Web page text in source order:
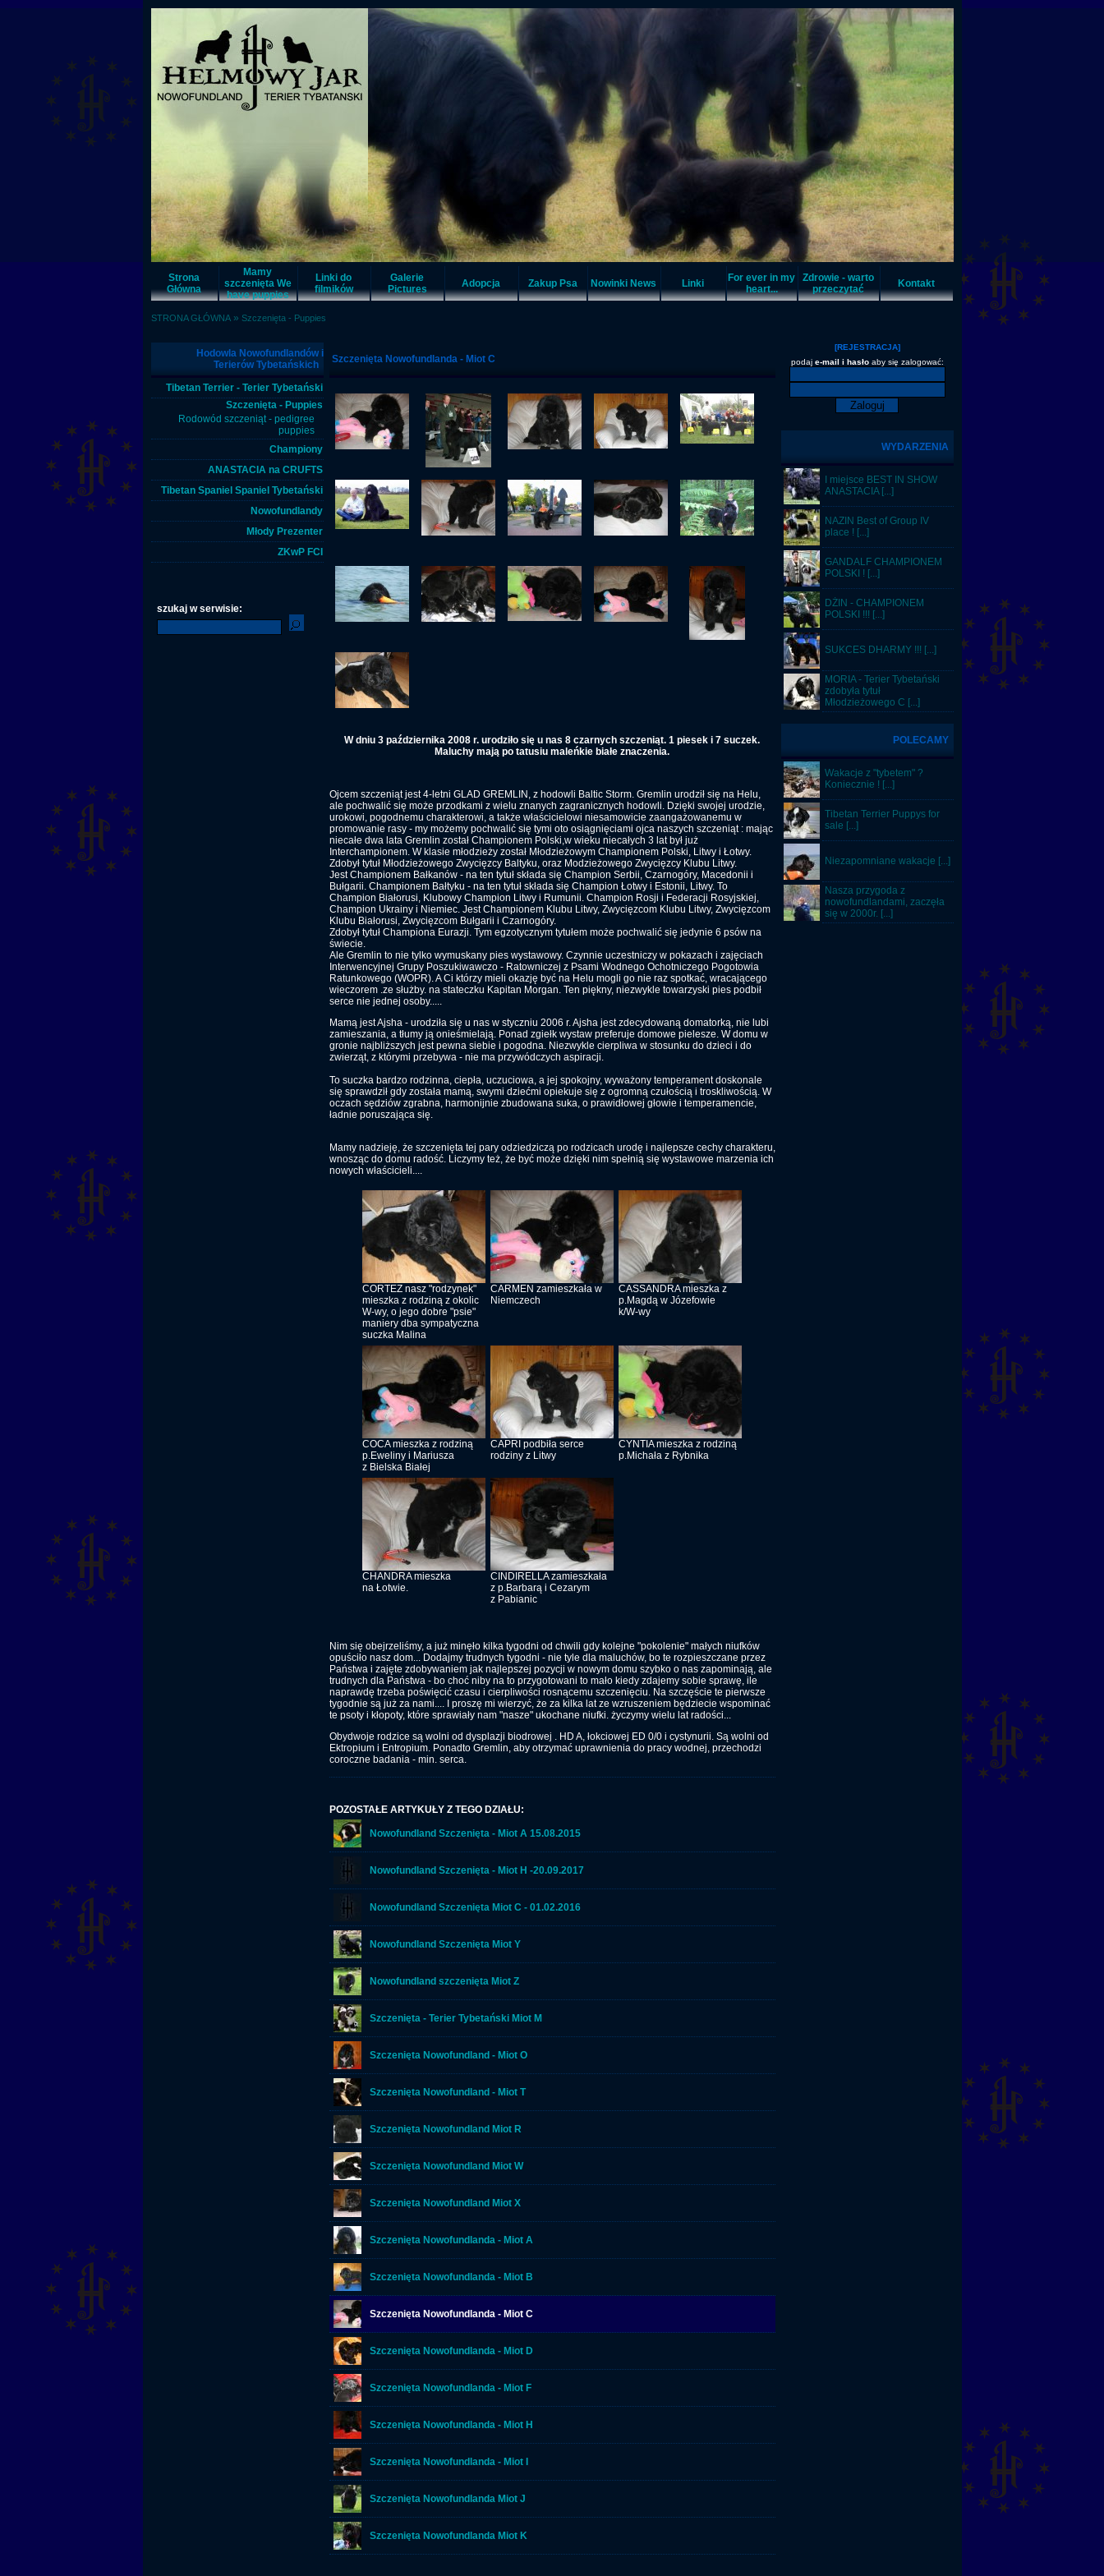
Strona
Główna
Mamy
szczenięta We
have puppies
Linki do
filmików
Galerie
Pictures
Adopcja Zakup Psa Nowinki News Linki
For ever in my
heart...
Zdrowie - warto
przeczytać
Kontakt
STRONA GŁÓWNA» Szczenięta - Puppies
Hodowla Nowofundlandów i
Terierów Tybetańskich
Tibetan Terrier - Terier Tybetański
Szczenięta - Puppies
Rodowód szczeniąt - pedigree
puppies
Championy
ANASTACIA na CRUFTS
Tibetan Spaniel Spaniel Tybetański
Nowofundlandy
Młody Prezenter
ZKwP FCI
szukaj w serwisie:
Szczenięta Nowofundlanda - Miot C
W dniu 3 października 2008 r. urodziło się u nas 8 czarnych szczeniąt. 1 piesek i 7 suczek.
Maluchy mają po tatusiu maleńkie białe znaczenia.
Ojcem szczeniąt jest 4-letni GLAD GREMLIN, z hodowli Baltic Storm. Gremlin urodził się na Helu,
ale pochwalić się może przodkami z wielu znanych zagranicznych hodowli. Dzięki swojej urodzie,
urokowi, pogodnemu charakterowi, a także właścicielowi niesamowicie zaangażowanemu w
promowanie rasy - my możemy pochwalić się tymi oto osiągnięciami ojca naszych szczeniąt : mając
niecałe dwa lata Gremlin został Championem Polski,w wieku niecałych 3 lat był już
Interchampionem. W klasie młodzieży został Młodzieżowym Championem Polski, Litwy i Łotwy.
Zdobył tytuł Młodzieżowego Zwycięzcy Baltyku, oraz Modzieżowego Zwycięzcy Klubu Litwy.
Jest Championem Bałkanów - na ten tytuł składa się Champion Serbii, Czarnogóry, Macedonii i
Bułgarii. Championem Bałtyku - na ten tytuł składa się Champion Łotwy i Estonii, Litwy. To
Champion Białorusi, Klubowy Champion Litwy i Rumunii. Champion Rosji i Federacji Rosyjskiej,
Champion Ukrainy i Niemiec. Jest Championem Klubu Litwy, Zwycięzcom Klubu Litwy, Zwycięzcom
Klubu Białorusi, Zwycięzcom Bułgarii i Czarnogóry.
Zdobył tytuł Championa Eurazji. Tym egzotycznym tytułem może pochwalić się jedynie 6 psów na
świecie.
Ale Gremlin to nie tylko wymuskany pies wystawowy. Czynnie uczestniczy w pokazach i zajęciach
Interwencyjnej Grupy Poszukiwawczo - Ratowniczej z Psami Wodnego Ochotniczego Pogotowia
Ratunkowego (WOPR). A Ci którzy mieli okazję być na Helu mogli go nie raz spotkać, wracającego
wieczorem .ze służby. na stateczku Kapitan Morgan. Ten piękny, niezwykle towarzyski pies podbił
serce nie jednej osoby.....
Mamą jest Ajsha - urodziła się u nas w styczniu 2006 r. Ajsha jest zdecydowaną domatorką, nie lubi
zamieszania, a tłumy ją onieśmielają. Ponad zgiełk wystaw preferuje domowe pielesze. W domu w
gronie najbliższych jest pewna siebie i pogodna. Niezwykle cierpliwa w stosunku do dzieci i do
zwierząt, z którymi przebywa - nie ma przywódczych aspiracji.
To suczka bardzo rodzinna, ciepła, uczuciowa, a jej spokojny, wyważony temperament doskonale
się sprawdził gdy została mamą, swymi dziećmi opiekuje się z ogromną czułością i troskliwością. W
oczach sędziów zgrabna, harmonijnie zbudowana suka, o prawidłowej głowie i temperamencie,
ładnie poruszająca się.
Mamy nadzieję, że szczenięta tej pary odziedziczą po rodzicach urodę i najlepsze cechy charakteru,
wnosząc do domu radość. Liczymy też, że być może dzięki nim spełnią się wystawowe marzenia ich
nowych właścicieli....
CORTEZ nasz "rodzynek"
mieszka z rodziną z okolic
W-wy, o jego dobre "psie"
maniery dba sympatyczna
suczka Malina
CARMEN zamieszkała w
Niemczech
CASSANDRA mieszka z
p.Magdą w Józefowie
k/W-wy
COCA mieszka z rodziną
p.Eweliny i Mariusza
z Bielska Białej
CAPRI podbiła serce
rodziny z Litwy
CYNTIA mieszka z rodziną
p.Michała z Rybnika
CHANDRA mieszka
na Łotwie.
CINDIRELLA zamieszkała
z p.Barbarą i Cezarym
z Pabianic
Nim się obejrzeliśmy, a już minęło kilka tygodni od chwili gdy kolejne "pokolenie" małych niufków
opuściło nasz dom... Dodajmy trudnych tygodni - nie tyle dla maluchów, bo te rozpieszczane przez
Państwa i zajęte zdobywaniem jak najlepszej pozycji w nowym domu szybko o nas zapominają, ale
trudnych dla Państwa - bo choć niby na to przygotowani to mało kiedy zdajemy sobie sprawę, ile
naprawdę trzeba poświęcić czasu i cierpliwości rosnącemu szczenięciu. Na szczęście te pierwsze
tygodnie są już za nami.... I proszę mi wierzyć, że za kilka lat ze wzruszeniem będziecie wspominać
te psoty i kłopoty, które sprawiały nam "nasze" ukochane niufki. życzymy wielu lat radości...
Obydwoje rodzice są wolni od dysplazji biodrowej . HD A, łokciowej ED 0/0 i cystynurii. Są wolni od
Ektropium i Entropium. Ponadto Gremlin, aby otrzymać uprawnienia do pracy wodnej, przechodzi
coroczne badania - min. serca.
POZOSTAŁE ARTYKUŁY Z TEGO DZIAŁU:
Nowofundland Szczenięta - Miot A 15.08.2015
Nowofundland Szczenięta - Miot H -20.09.2017
Nowofundland Szczenięta Miot C - 01.02.2016
Nowofundland Szczenięta Miot Y
Nowofundland szczenięta Miot Z
Szczenięta - Terier Tybetański Miot M
Szczenięta Nowofundland - Miot O
Szczenięta Nowofundland - Miot T
Szczenięta Nowofundland Miot R
Szczenięta Nowofundland Miot W
Szczenięta Nowofundland Miot X
Szczenięta Nowofundlanda - Miot A
Szczenięta Nowofundlanda - Miot B
Szczenięta Nowofundlanda - Miot C
Szczenięta Nowofundlanda - Miot D
Szczenięta Nowofundlanda - Miot F
Szczenięta Nowofundlanda - Miot H
Szczenięta Nowofundlanda - Miot I
Szczenięta Nowofundlanda Miot J
Szczenięta Nowofundlanda Miot K
[REJESTRACJA]
podaj e-mail i hasłoaby się zalogować:
WYDARZENIA
I miejsce BEST IN SHOW
ANASTACIA [...]
NAZIN Best of Group IV
place ! [...]
GANDALF CHAMPIONEM
POLSKI ! [...]
DŻIN - CHAMPIONEM
POLSKI !!! [...]
SUKCES DHARMY !!! [...]
MORIA - Terier Tybetański
zdobyła tytuł
Młodzieżowego C [...]
POLECAMY
Wakacje z "tybetem" ?
Koniecznie ! [...]
Tibetan Terrier Puppys for
sale [...]
Niezapomniane wakacje [...]
Nasza przygoda z
nowofundlandami, zaczęła
się w 2000r. [...]